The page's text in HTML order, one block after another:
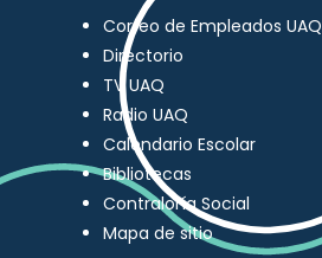
Correo de Empleados UAQ
Directorio
TV UAQ
Radio UAQ
Calendario Escolar
Bibliotecas
Contraloría Social
Mapa de sitio